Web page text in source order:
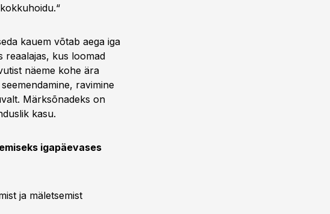
kauem võtab aega iga
reaalajas, kus loomad
näeme kohe ära
ravimine
Märksõnadeks on
kasu.
igapäevases
ja mäletsemist